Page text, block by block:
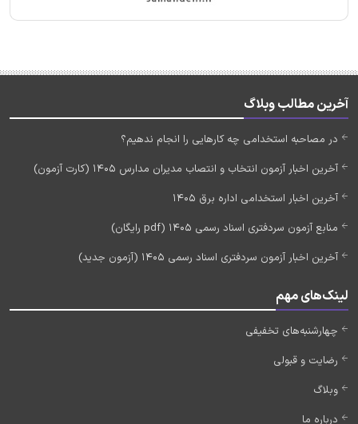
آخرین مطالب وبلاگ
در مصاحبه استخدامی چه کارهایی را انجام ندهیم؟
آخرین اخبار آزمون انتخاب و انتصاب مدیران مدارس 1405 (کارت آزمون)
آخرین اخبار استخدامی اداره برق 1405
منابع آزمون سردفتری اسناد رسمی 1405 (pdf رایگان)
آخرین اخبار آزمون سردفتری اسناد رسمی 1405 (آزمون جدید)
لینک‌های مهم
چهارشنبه‌های تخفیفی
رضایت و قبولی
وبلاگ
درباره ما